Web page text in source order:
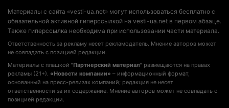
Материалы с сайта «vesti-ua.net» могут использоваться бесплатно с
обязательной активной гиперссылкой на vesti-ua.net в первом абзаце.
Также гиперссылка необходима при использовании части материала.
Ответственность за рекламу несет рекламодатель. Мнение авторов может
не совпадать с позицией редакции.
Материалы с плашкой "Партнерский материал" размещаются на правах
рекламы (21+). «Новости компании» – информационный формат,
основанный на пресс-релизах компаний; редакция не несет
ответственности за их содержание. Мнение авторов может не совпадать с
позицией редакции.